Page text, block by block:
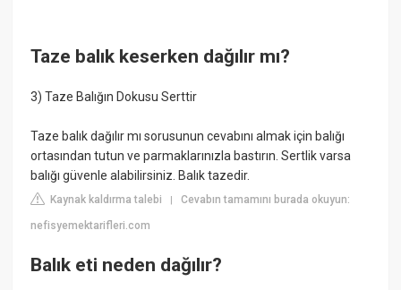
Taze balık keserken dağılır mı?
3) Taze Balığın Dokusu Serttir
Taze balık dağılır mı sorusunun cevabını almak için balığı
ortasından tutun ve parmaklarınızla bastırın. Sertlik varsa
balığı güvenle alabilirsiniz. Balık tazedir.
Kaynak kaldırma talebi |Cevabın tamamını burada okuyun:
nefisyemektarifleri.com
Balık eti neden dağılır?